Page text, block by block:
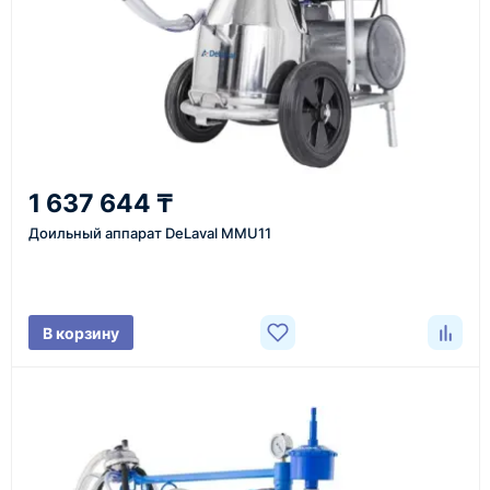
Казахстан и СНГ
доставка оборудования в разные города и
регионы
средний срок доставки по большинству поставок
проверка товара перед отправкой клиенту
Документы
счёт, договор, накладные и сопроводительные
материалы
1 637 644 ₸
Доильный аппарат DeLaval MMU11
В корзину